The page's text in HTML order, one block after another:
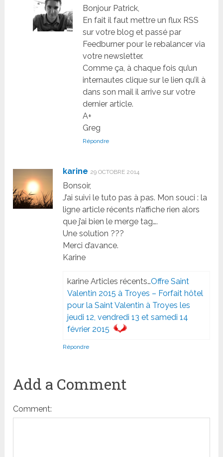
Bonjour Patrick,
En fait il faut mettre un flux RSS
sur votre blog et passé par
Feedburner pour le rebalancer via
votre newsletter.
Comme ça, à chaque fois qu’un
internautes clique sur le lien qu’il à
dans son mail il arrive sur votre
dernier article.
A+
Greg
Répondre
karine 29 OCTOBRE 2014
Bonsoir,
J’ai suivi le tuto pas à pas. Mon souci : la
ligne article récents n’affiche rien alors
que j’ai bien le merge tag….
Une solution ???
Merci d’avance.
Karine
karine Articles récents…Offre Saint
Valentin 2015 à Troyes – Forfait hôtel
pour la Saint Valentin à Troyes les
jeudi 12, vendredi 13 et samedi 14
février 2015
Répondre
Add a Comment
Comment: